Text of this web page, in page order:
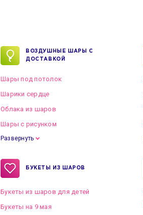
ВОЗДУШНЫЕ ШАРЫ С
ДОСТАВКОЙ
Шары под потолок
Шарики сердце
Облака из шаров
Шары с рисунком
Развернуть
БУКЕТЫ ИЗ ШАРОВ
Букеты из шаров для детей
Букеты на 9 мая